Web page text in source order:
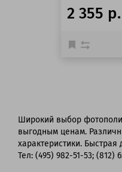
2 355 р.
Широкий выбор
выгодным ценам.
характеристики.
Тел: (495) 982-51-53; (812)